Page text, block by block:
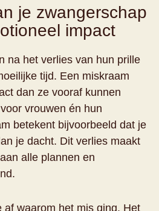
je zwangerschap
impact
na het verlies van hun prille
tijd. Een miskraam
dan ze vooraf kunnen
vrouwen én hun
betekent bijvoorbeeld dat je
je dacht. Dit verlies maakt
alle plannen en
af waarom het mis ging. Het